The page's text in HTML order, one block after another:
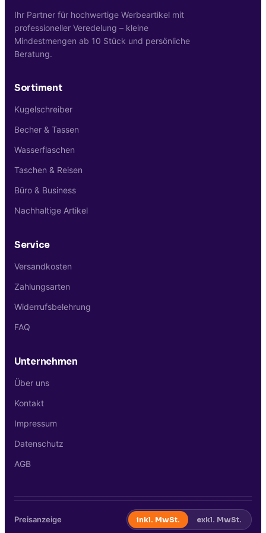
Ihr Partner für hochwertige Werbeartikel mit
professioneller Veredelung – kleine
Mindestmengen ab 10 Stück und persönliche
Beratung.
Sortiment
Kugelschreiber
Becher & Tassen
Wasserflaschen
Taschen & Reisen
Büro & Business
Nachhaltige Artikel
Service
Versandkosten
Zahlungsarten
Widerrufsbelehrung
FAQ
Unternehmen
Über uns
Kontakt
Impressum
Datenschutz
AGB
Preisanzeige inkl. MwSt. exkl. MwSt.